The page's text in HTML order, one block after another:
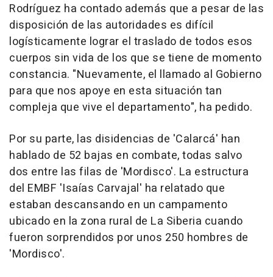
Rodríguez ha contado además que a pesar de las
disposición de las autoridades es difícil
logísticamente lograr el traslado de todos esos
cuerpos sin vida de los que se tiene de momento
constancia. "Nuevamente, el llamado al Gobierno
para que nos apoye en esta situación tan
compleja que vive el departamento", ha pedido.
Por su parte, las disidencias de 'Calarcá' han
hablado de 52 bajas en combate, todas salvo
dos entre las filas de 'Mordisco'. La estructura
del EMBF 'Isaías Carvajal' ha relatado que
estaban descansando en un campamento
ubicado en la zona rural de La Siberia cuando
fueron sorprendidos por unos 250 hombres de
'Mordisco'.